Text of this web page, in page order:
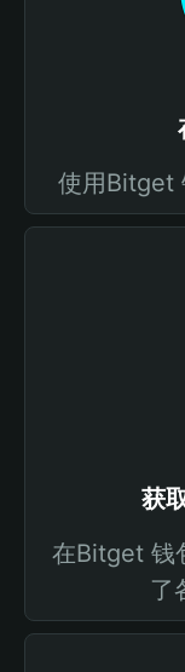
使用Bitget
获
在Bitget 钱
了